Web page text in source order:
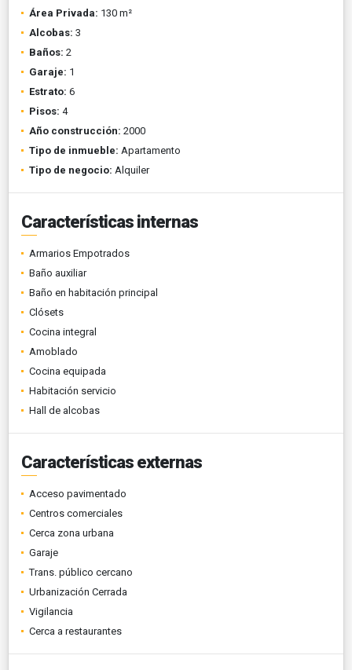
Área Privada: 130 m²
Alcobas: 3
Baños: 2
Garaje: 1
Estrato: 6
Pisos: 4
Año construcción: 2000
Tipo de inmueble: Apartamento
Tipo de negocio: Alquiler
Características internas
Armarios Empotrados
Baño auxiliar
Baño en habitación principal
Clósets
Cocina integral
Amoblado
Cocina equipada
Habitación servicio
Hall de alcobas
Características externas
Acceso pavimentado
Centros comerciales
Cerca zona urbana
Garaje
Trans. público cercano
Urbanización Cerrada
Vigilancia
Cerca a restaurantes